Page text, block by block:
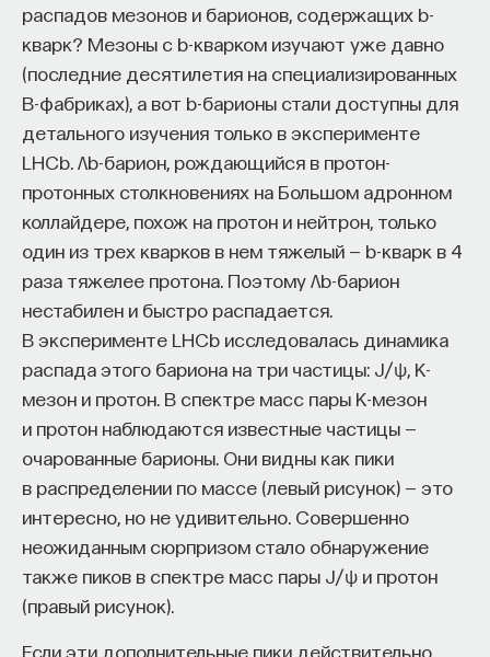
распадов мезонов и барионов, содержащих b-
кварк? Мезоны с b-кварком изучают уже давно
(последние десятилетия на специализированных
В-фабриках), а вот b-барионы стали доступны для
детального изучения только в эксперименте
LHCb. Λb-барион, рождающийся в протон-
протонных столкновениях на Большом адронном
коллайдере, похож на протон и нейтрон, только
один из трех кварков в нем тяжелый — b-кварк в 4
раза тяжелее протона. Поэтому Λb-барион
нестабилен и быстро распадается.
В эксперименте LHCb исследовалась динамика
распада этого бариона на три частицы: J/ψ, K-
мезон и протон. В спектре масс пары K-мезон
и протон наблюдаются известные частицы —
очарованные барионы. Они видны как пики
в распределении по массе (левый рисунок) — это
интересно, но не удивительно. Совершенно
неожиданным сюрпризом стало обнаружение
также пиков в спектре масс пары J/ψ и протон
(правый рисунок).
Если эти дополнительные пики действительно
Учёных, инженеров и исследователей
с опытом работы в научной сфере;
Специалистов с STEM-образованием,
желающих сменить сферу деятельности;
Тех, кто пока не имеет достаточного опыта
работы в индустрии, но стремится развивать
необходимые навыки.
Для уже готовых специалистов достаточно
оставить информацию о себе: образование, опыт
работы, навыки, интересы и владение
иностранными языками. КомандаNaukka Talents
будет искать, где эти навыки могут быть
применены, и поможет найти международную
deep techили биотех компанию, где человек
сможет раскрыть свои таланты.​ Для тех, кто ещё
набирается опыта, сервис предлагает вебинары
и индивидуальные консультации, чтобы понять,
как развить необходимые навыки. Позднее будет
запущена серия спецпроектов, рассказывающих
о разных индустриях и их устройстве.​
относительности и гравитационные волны?
Пожалуйста. Генерация излучения от гамма-лучей
до радиоволн в одном флаконе? Пожалуйста.
Понятно, что в книге о нейтронных звездах
количество сложной физики на квадратный
сантиметр текста также будет весьма высоким.
При рассказе о подобных вещах всегда
приходится искать баланс между
адекватностью и простотой изложения. Если
рассказ чрезмерно упростить, получится
неправда; если постараться сделать его как
можно более адекватным, он, скорее всего, будет
непонятен и неинтересен даже мотивированному
читателю. Сергей Попов наилучшим образом
подготовлен к нахождению нужных пропорций
между понятным и правильным: с одной стороны,
он сам как ученый профессионально занимается
нейтронными звездами, а с другой — обладает
колоссальным опытом популяризации.
Неудивительно поэтому, что книга